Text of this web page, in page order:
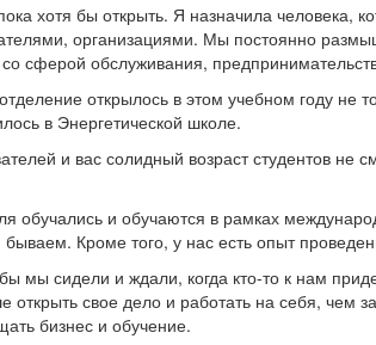
хотя бы открыть. Я назначила человека,
организациями. Мы постоянно
со сферой обслуживания,
открылось в этом учебном году
в Энергетической школе.
и вас солидный возраст студентов
обучались и обучаются в рамках
Кроме того, у нас есть опыт
мы сидели и ждали, когда кто-то к нам
открыть свое дело и работать на себя,
бизнес и обучение.